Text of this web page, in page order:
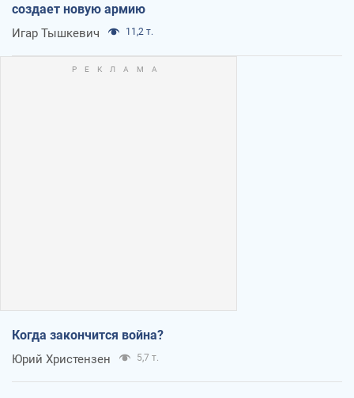
создает новую армию
Игар Тышкевич 11,2 т.
Когда закончится война?
Юрий Христензен 5,7 т.